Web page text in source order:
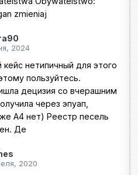
zmieniaj
2024
нетипичный для этого
пользуйтесь.
децизия со вчерашним
через эпуап,
А4 нет) Реестр песель
Де
2020